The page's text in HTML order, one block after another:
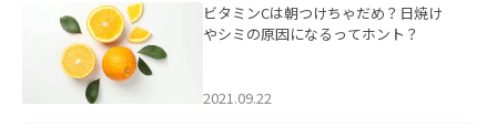
ビタミンCは朝つけちゃだめ？日焼け
やシミの原因になるってホント？
2021.09.22